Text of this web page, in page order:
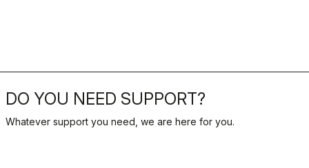
DO YOU NEED SUPPORT?
Whatever support you need, we are here for you.